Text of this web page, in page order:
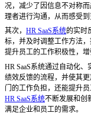
况，减少了因信息不对称
理者进行沟通，从而感受到
其次， HR SaaS系统的实时
标，并及时调整工作方法
提升员工的工作积极性，增
HR SaaS系统通过自动化
绩效反馈的流程，并使其
门的工作负担，还能提升
HR SaaS系统不断发展和创
满足企业和员工的需求。